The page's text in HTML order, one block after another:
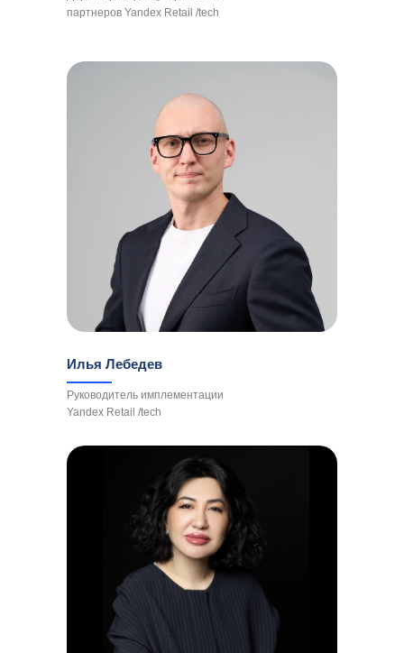
партнеров Yandex Retail /tech
Илья Лебедев
Руководитель имплементации
Yandex Retail /tech
... и другие ключевые игроки в рамках
круглого стола
(список уточняется)